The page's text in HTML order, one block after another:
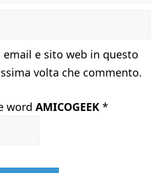
email e sito web in questo
volta che commento.
word AMICOGEEK *